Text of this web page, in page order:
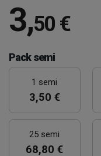
3,50 €
Pack semi
1 semi
3,50 €
25 semi
68,80 €